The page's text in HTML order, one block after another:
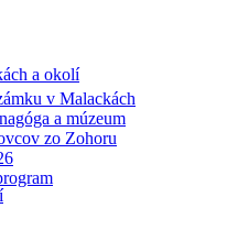
a okolí
v Malackách
a múzeum
zo Zohoru